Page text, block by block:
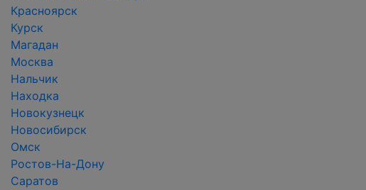
Красноярск
Курск
Магадан
Москва
Нальчик
Находка
Новокузнецк
Новосибирск
Омск
Ростов-На-Дону
Саратов